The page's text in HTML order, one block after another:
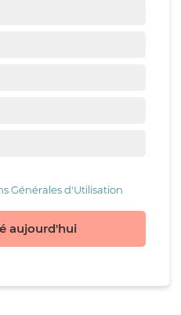
Générales d'Utilisation
aujourd'hui